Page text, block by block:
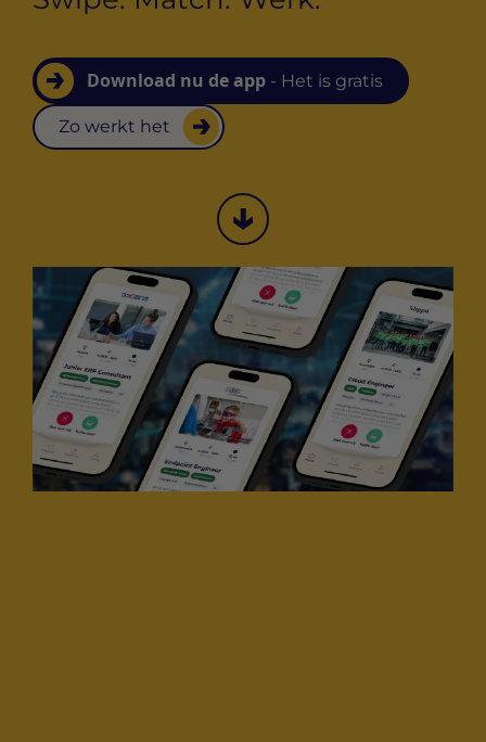
Download nu de app - Het is gratis
Zo werkt het